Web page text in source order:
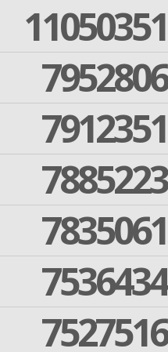
11050351
7952806
7912351
7885223
7835061
7536434
7527516